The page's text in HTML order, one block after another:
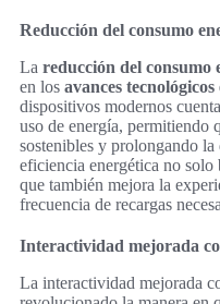
Reducción del consumo
La reducción del consumo
en los avances
dispositivos modernos
uso de energía, permitiendo
sostenibles y prolongando
eficiencia energética no
que también mejora la
frecuencia de recargas
Interactividad mejorada
La interactividad mejorada